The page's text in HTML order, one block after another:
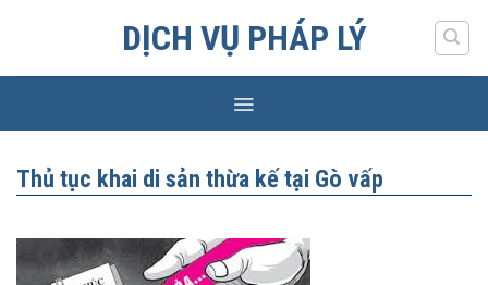
DỊCH VỤ PHÁP LÝ
Thủ tục khai di sản thừa kế tại Gò vấp